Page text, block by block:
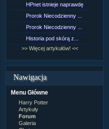
HPnet istnieje naprawdę
Prorok Niecodzienny ...
Prorok Niecodzienny ...
Historia pod skórą z...
>> Więcej artykułów! <<
Nawigacja
Menu Główne
Harry Potter
Artykuły
Forum
Galeria